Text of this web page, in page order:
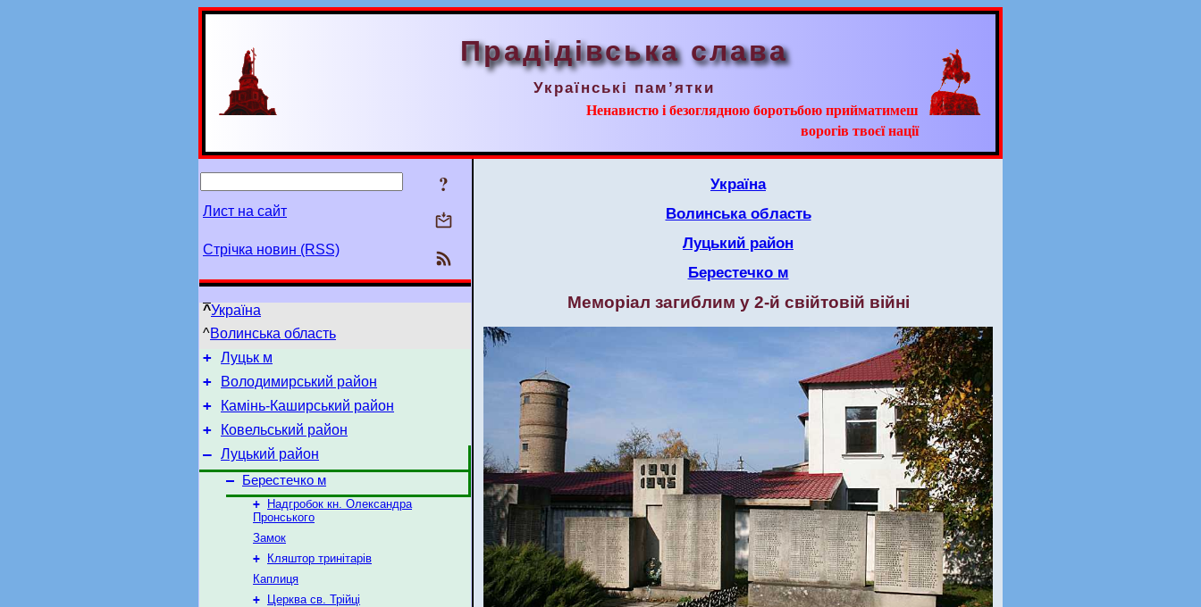
Прадідівська слава
Українські пам’ятки
Ненавистю і безоглядною боротьбою прийматимеш
ворогів твоєї нації
?
Лист на сайт
Стрічка новин (RSS)
^Україна
^Волинська область
+ Луцьк м
+ Володимирський район
+ Камінь-Каширський район
+ Ковельський район
– Луцький район
–
Берестечко м
+
Надгробок кн. Олександра
Пронського
Замок
+
Кляштор тринітарів
Каплиця
+
Церква св. Трійці
Україна
Волинська область
Луцький район
Берестечко м
Меморіал загиблим у 2-й свійтовій війні